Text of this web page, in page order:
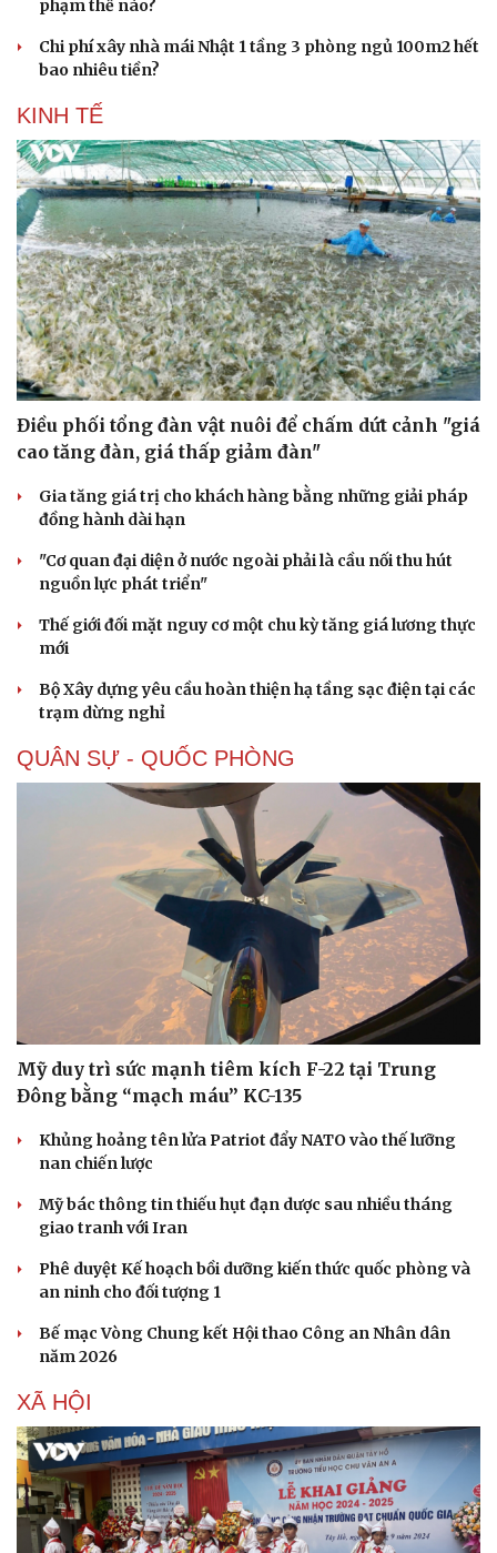
Doanh nghiệp 24h
Doanh nhân
Vì cộng đồng
Trải nghiệm
Chuyển đổi số
Sức khỏe
Dinh dưỡng - món ngon
Cây thuốc
Đời sống
Nhà đẹp
Blog
phạm thế nào?
Chi phí xây nhà mái Nhật 1 tầng 3 phòng ngủ 100m2 hết
bao nhiêu tiền?
KINH TẾ
Điều phối tổng đàn vật nuôi để chấm dứt cảnh "giá
cao tăng đàn, giá thấp giảm đàn"
Gia tăng giá trị cho khách hàng bằng những giải pháp
đồng hành dài hạn
"Cơ quan đại diện ở nước ngoài phải là cầu nối thu hút
nguồn lực phát triển"
Thế giới đối mặt nguy cơ một chu kỳ tăng giá lương thực
mới
Bộ Xây dựng yêu cầu hoàn thiện hạ tầng sạc điện tại các
trạm dừng nghỉ
QUÂN SỰ - QUỐC PHÒNG
Mỹ duy trì sức mạnh tiêm kích F-22 tại Trung
Đông bằng “mạch máu” KC-135
Khủng hoảng tên lửa Patriot đẩy NATO vào thế lưỡng
nan chiến lược
Mỹ bác thông tin thiếu hụt đạn dược sau nhiều tháng
giao tranh với Iran
Phê duyệt Kế hoạch bồi dưỡng kiến thức quốc phòng và
an ninh cho đối tượng 1
Bế mạc Vòng Chung kết Hội thao Công an Nhân dân
năm 2026
XÃ HỘI